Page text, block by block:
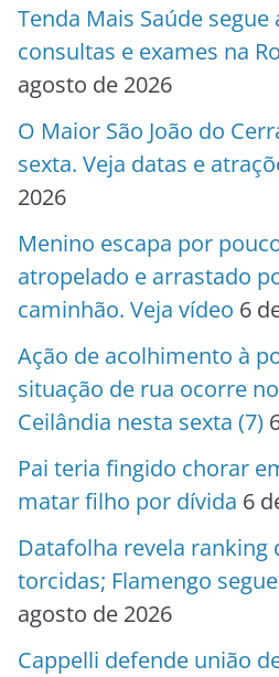
Tenda Mais Saúde
consultas e exames na
agosto de 2026
O Maior São João do
sexta. Veja datas e
2026
Menino escapa por
atropelado e arrastado
caminhão. Veja vídeo 6
Ação de acolhimento à
situação de rua ocorre
Ceilândia nesta sexta (7)
Pai teria fingido chorar
matar filho por dívida 6
Datafolha revela ranking
torcidas; Flamengo
agosto de 2026
Cappelli defende união